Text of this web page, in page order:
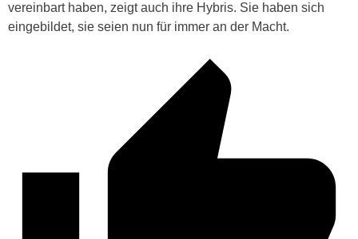
vereinbart haben, zeigt auch ihre Hybris. Sie haben sich
eingebildet, sie seien nun für immer an der Macht.